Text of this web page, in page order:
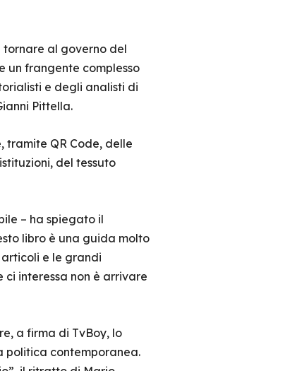
tornare al governo del
un frangente complesso
e degli analisti di
Pittella.
tramite QR Code, delle
del tessuto
– ha spiegato il
libro è una guida molto
e le grandi
interessa non è arrivare
a firma di TvBoy, lo
politica contemporanea.